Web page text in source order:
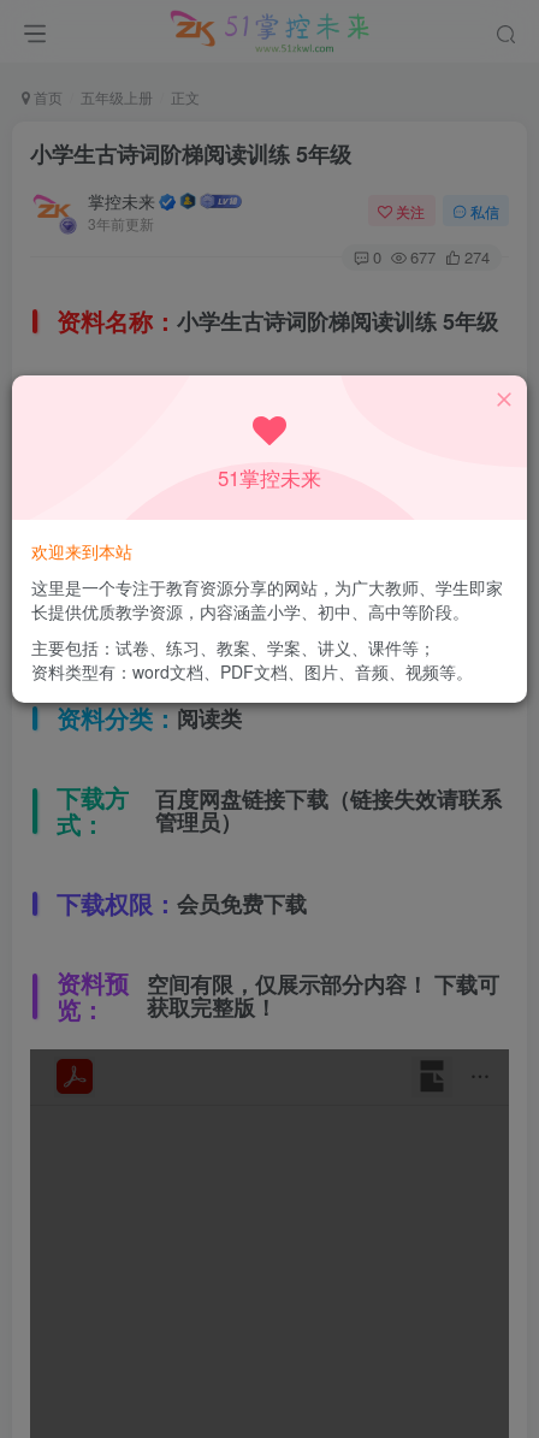
首页 五年级上册 正文
小学生古诗词阶梯阅读训练 5年级
掌控未来
3年前更新
关注 私信
0 677 274
资料名称： 小学生古诗词阶梯阅读训练 5年级
人教部编版
适用年级：
文件类型：高清PDF
资料分类：阅读类
下载方
式：
百度网盘链接下载（链接失效请联系
管理员）
下载权限： 会员免费下载
资料预
览：
空间有限，仅展示部分内容！ 下载可
获取完整版！
51掌控未来
欢迎来到本站
这里是一个专注于教育资源分享的网站，为广大教师、学生即家
长提供优质教学资源，内容涵盖小学、初中、高中等阶段。
主要包括：试卷、练习、教案、学案、讲义、课件等；
资料类型有：word文档、PDF文档、图片、音频、视频等。